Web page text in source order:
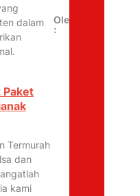
dalam
Paket
Termurah
dan
kami
Oleh
: